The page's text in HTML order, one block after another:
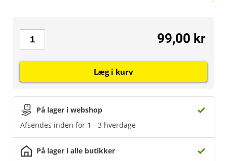
På lager i webshop
Afsendes inden for 1 - 3 hverdage
På lager i alle butikker
99,00 kr
Læg i kurv